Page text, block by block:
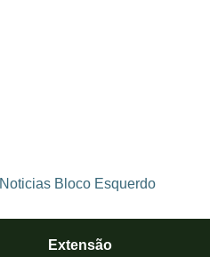
Noticias Bloco Esquerdo
Extensão